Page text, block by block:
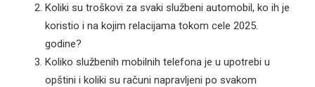
Koliki su troškovi za svaki službeni automobil, ko ih je
koristio i na kojim relacijama tokom cele 2025.
godine?
Koliko službenih mobilnih telefona je u upotrebi u
opštini i koliki su računi napravljeni po svakom